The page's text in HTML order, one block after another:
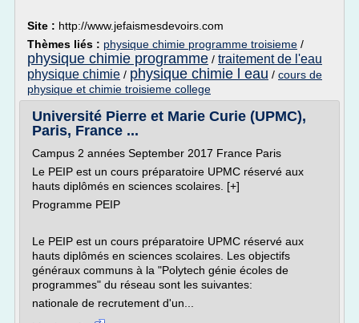
Site : http://www.jefaismesdevoirs.com
Thèmes liés : physique chimie programme troisieme /
physique chimie programme / traitement de l'eau
physique chimie / physique chimie l eau / cours de
physique et chimie troisieme college
Université Pierre et Marie Curie (UPMC),
Paris, France ...
Campus 2 années September 2017 France Paris
Le PEIP est un cours préparatoire UPMC réservé aux
hauts diplômés en sciences scolaires. [+]
Programme PEIP
Le PEIP est un cours préparatoire UPMC réservé aux
hauts diplômés en sciences scolaires. Les objectifs
généraux communs à la "Polytech génie écoles de
programmes" du réseau sont les suivantes:
nationale de recrutement d'un...